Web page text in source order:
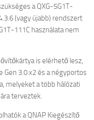
a QXG-5G1T-
(vagy újabb) rendszert
111C használata nem
is elérhető lesz,
Gen 3.0 x2 és a négyportos
melyeket a több hálózati
terveztek.
a QNAP Kiegészítő